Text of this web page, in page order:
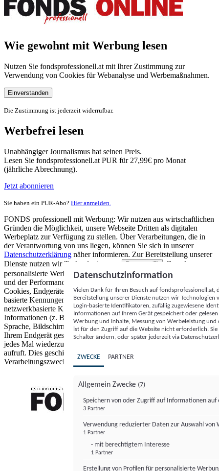
Wie gewohnt mit Werbung lesen
Nutzen Sie fondsprofessionell.at mit Ihrer Zustimmung zur
Verwendung von Cookies für Webanalyse und Werbemaßnahmen.
Einverstanden
Die Zustimmung ist jederzeit widerrufbar.
Werbefrei lesen
Unabhängiger Journalismus hat seinen Preis.
Lesen Sie fondsprofessionell.at PUR für 27,99€ pro Monat
(jährliche Abrechnung).
Jetzt abonnieren
Sie haben ein PUR-Abo? Hier anmelden.
FONDS professionell mit Werbung: Wir nutzen aus wirtschaftlichen
Gründen die Möglichkeit, unsere Webseite Dritten als digitalen
Werbeplatz zur Verfügung zu stellen. Über Verarbeitungen, die in
der Verantwortung von uns liegen, können Sie sich in unserer
Datenschutzerklärung näher informieren. Zur Bereitstellung unserer
Dienste nutzen wir Technologien von
Partnern (5)
. Zwecke:
personalisierte Werbung und Inhalte, Messung von Werbeleistung
und der Performance von Inhalten sowie Zielgruppenforschung.
Cookies, Endgeräte- oder ähnliche Online-Kennungen (z. B. login-
basierte Kennungen, zufällig generierte Kennungen,
netzwerkbasierte Kennungen) können zusammen mit anderen
Informationen (z. B. Browsertyp und Browserinformationen,
Sprache, Bildschirmgröße, unterstützte Technologien usw.) auf
Ihrem Endgerät gespeichert oder von dort ausgelesen werden, um es
jedes Mal wiederzuerkennen, wenn es eine App oder einer Webseite
aufruft. Dies geschieht für einen oder mehrere der hier aufgeführten
Verarbeitungszwecke.
Datenschutzinformation
Vielen Dank für Ihren Besuch auf
Bereitstellung unserer Dienste nutzen wir Technologien
Login-basierte Identifikatoren, zufällig zugewiesene
Informationen auf Ihrem Gerät gespeichert oder
Werbung und Inhalte, Messung von Werbeleistung
ist für den Zugriff auf die Website nicht erforderlich.
Schalter ändern, oder später jederzeit via
ZWECKE PARTNER
Allgemein Zwecke (7)
Speichern von oder Zugriff auf Informationen auf
3 Partner
Verwendung reduzierter Daten zur Auswahl von
1 Partner
- mit berechtigtem Interesse
1 Partner
Erstellung von Profilen für personalisierte
FONDS professionell